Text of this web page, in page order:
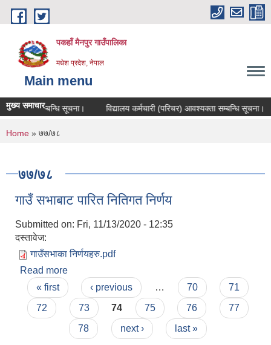
Skip to main content
पकहाँ मैनपुर गाउँपालिका
मधेश प्रदेश, नेपाल
Main menu
मुख्य समाचार
परीक्षा सम्बन्धि सूचना। विद्यालय कर्मचारी (परिचर) आवश्यक्ता सम्बन्धि सूचना।
You are here
Home » ७७/७८
७७/७८
गाउँ सभाबाट पारित नितिगत निर्णय
Submitted on: Fri, 11/13/2020 - 12:35
दस्तावेज:
गाउँसभाका निर्णयहरु.pdf
Read more
Pages
« first ‹ previous … 70
71
72
73 74 75 76
77
78
next › last »